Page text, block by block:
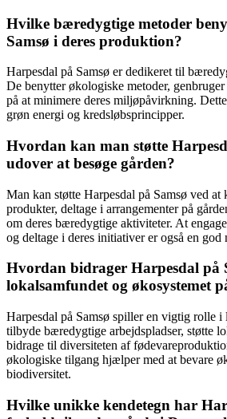
Hvilke bæredygtige metoder
Samsø i deres produktion?
Harpesdal på Samsø er dedikeret til
De benytter økologiske metoder,
på at minimere deres miljøpåvirkning.
grøn energi og kredsløbsprincipper.
Hvordan kan man støtte
udover at besøge gården?
Man kan støtte Harpesdal på Samsø ved at
produkter, deltage i arrangementer på
om deres bæredygtige aktiviteter. At
og deltage i deres initiativer er også en god
Hvordan bidrager Harpesdal på
lokalsamfundet og økosystemet
Harpesdal på Samsø spiller en vigtig rolle i
tilbyde bæredygtige arbejdspladser, støtte
bidrage til diversiteten af
økologiske tilgang hjælper med at bevare
biodiversitet.
Hvilke unikke kendetegn har